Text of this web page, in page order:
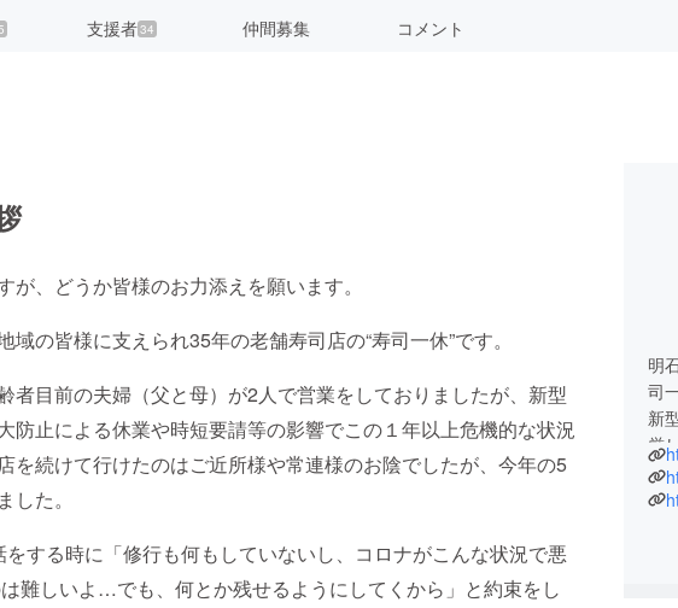
支援者34 仲間募集 コメント
が、どうか皆様のお力添えを願います。
の皆様に支えられ35年の老舗寿司店の“寿司一休”です。
者目前の夫婦（父と母）が2人で営業をしておりましたが、新型
防止による休業や時短要請等の影響でこの１年以上危機的な状況
を続けて行けたのはご近所様や常連様のお陰でしたが、今年の5
した。
する時に「修行も何もしていないし、コロナがこんな状況で悪
難しいよ…でも、何とか残せるようにしてくから」と約束をし
明
司
新
厳
し
な